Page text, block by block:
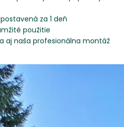
za 1 deň
použitie
aj naša profesionálna montáž